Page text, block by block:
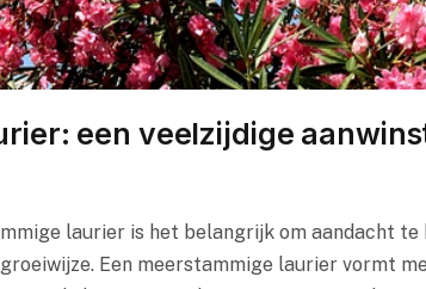
een veelzijdige
laurier is het belangrijk om aandacht te
Een meerstammige laurier vormt